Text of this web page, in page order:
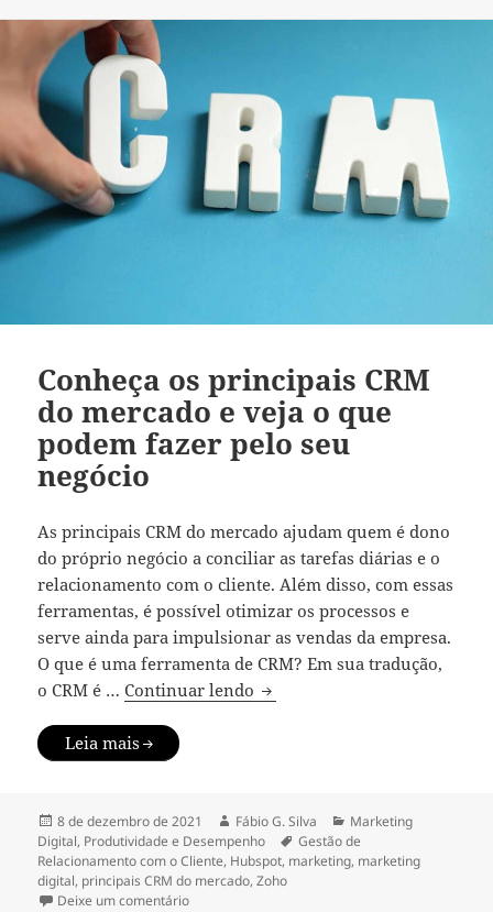
Conheça os principais CRM
do mercado e veja o que
podem fazer pelo seu
negócio
As principais CRM do mercado ajudam quem é dono
do próprio negócio a conciliar as tarefas diárias e o
relacionamento com o cliente. Além disso, com essas
ferramentas, é possível otimizar os processos e
serve ainda para impulsionar as vendas da empresa.
O que é uma ferramenta de CRM? Em sua tradução,
o CRM é …Continuar lendo Conheça os principais CRM
Leia mais
Publicado
em
8 de dezembro de 2021 Autor
Fábio G. Silva Categorias
Marketing
Digital, Produtividade e Desempenho Tags
Gestão de
Relacionamento com o Cliente, Hubspot, marketing, marketing
digital, principais CRM do mercado,Zoho
Deixe um comentárioem Conheça os principais CRM do mercado e